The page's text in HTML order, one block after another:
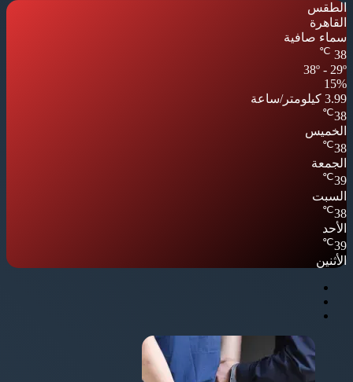
الطقس
القاهرة
سماء صافية
38
℃
38º - 29º
15%
3.99 كيلومتر/ساعة
38
℃
الخميس
38
℃
الجمعة
39
℃
السبت
38
℃
الأحد
39
℃
الأثنين